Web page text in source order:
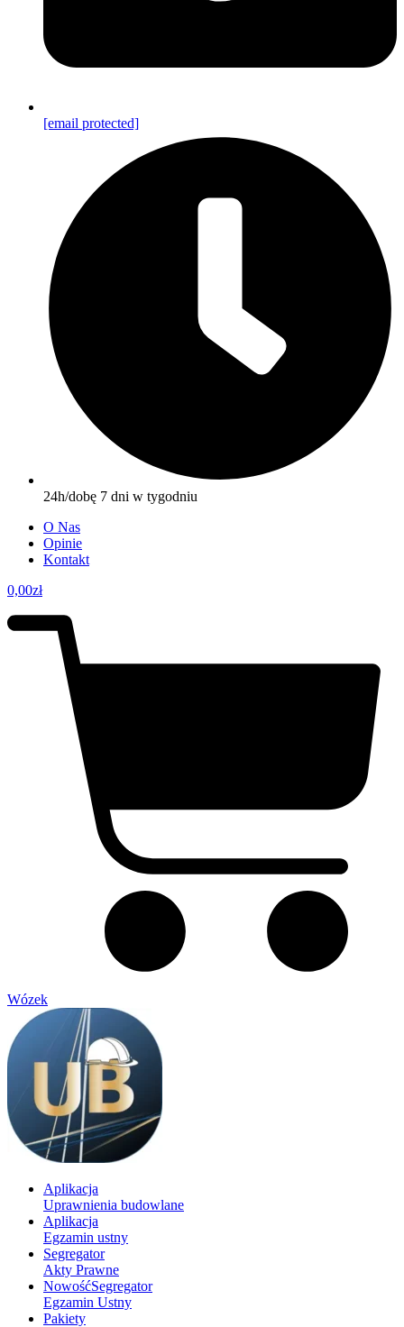
[email protected]
24h/dobę 7 dni w tygodniu
O Nas
Opinie
Kontakt
0,00zł
Wózek
Aplikacja
Uprawnienia budowlane
Aplikacja
Egzamin ustny
Segregator
Akty Prawne
NowośćSegregator
Egzamin Ustny
Pakiety